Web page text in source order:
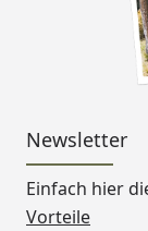
Newsletter
Einfach hier
Vorteile